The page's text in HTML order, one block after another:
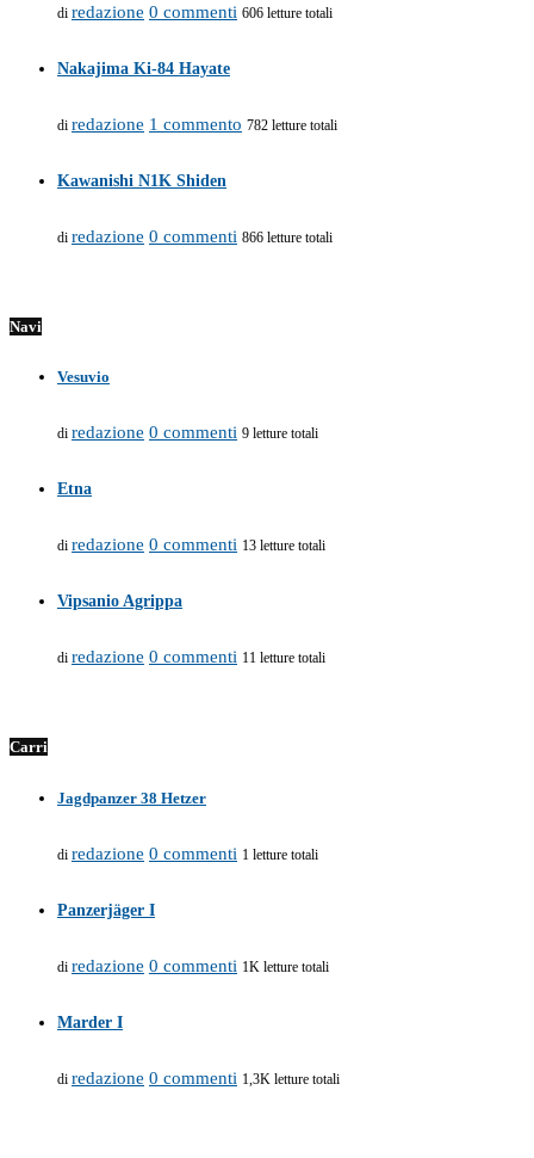
di redazione 0 commenti 606 letture totali
Nakajima Ki-84 Hayate
di redazione 1 commento 782 letture totali
Kawanishi N1K Shiden
di redazione 0 commenti 866 letture totali
Navi
Vesuvio
di redazione 0 commenti 9 letture totali
Etna
di redazione 0 commenti 13 letture totali
Vipsanio Agrippa
di redazione 0 commenti 11 letture totali
Carri
Jagdpanzer 38 Hetzer
di redazione 0 commenti 1 letture totali
Panzerjäger I
di redazione 0 commenti 1K letture totali
Marder I
di redazione 0 commenti 1,3K letture totali